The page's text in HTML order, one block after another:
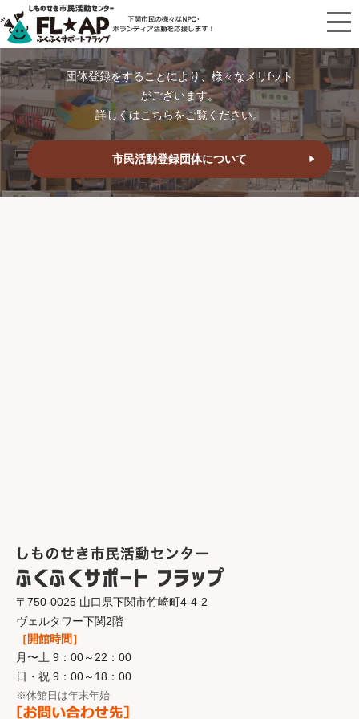
団体登録をすることにより、様々なメリfット
がございます。
詳しくはこちらをご覧ください。
市民活動登録団体について
〒750-0025 山口県下関市竹崎町4-4-2
ヴェルタワー下関2階
［開館時間］
月〜土 9：00～22：00
日・祝 9：00～18：00
※休館日は年末年始